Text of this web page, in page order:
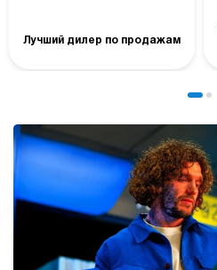
Лучший дилер по продажам